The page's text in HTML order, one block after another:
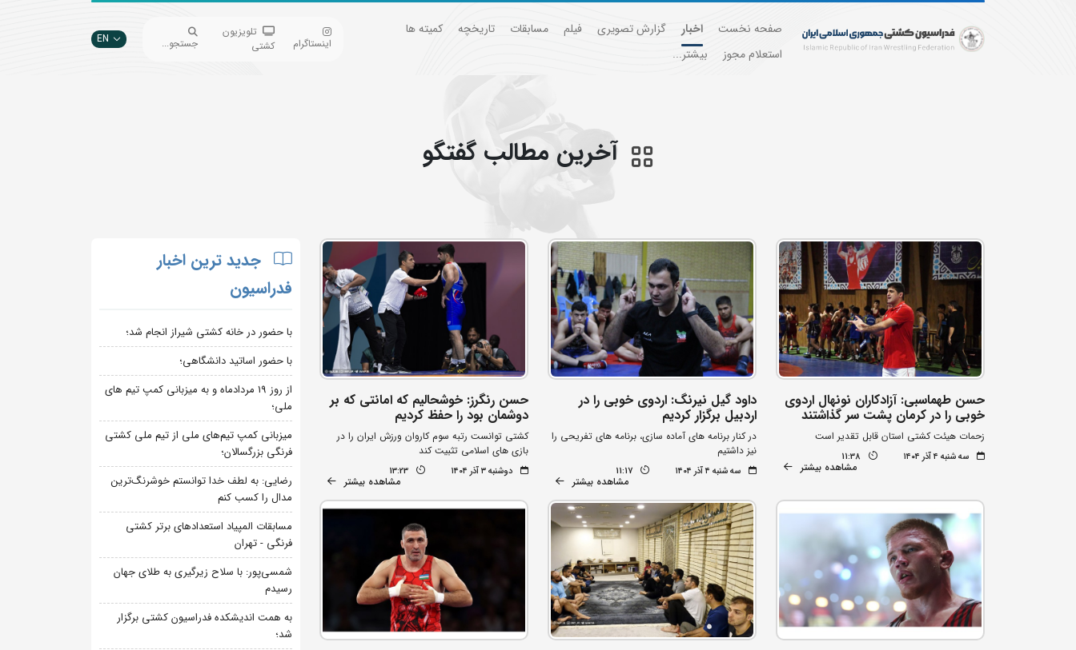
صفحه نخست اخبار گزارش تصویری فیلم مسابقات تاریخچه
کمیته ها
استعلام مجوز
بیشتر...
اینستاگرام
تلویزیون
کشتی
جستجو... EN
آخرین مطالب گفتگو
حسن طهماسبی: آزادکاران نونهال اردوی
خوبی را در کرمان پشت سر گذاشتند
زحمات هیئت کشتی استان قابل تقدیر است
سه شنبه ۴ آذر ۱۴۰۴ 11:38
مشاهده بیشتر
داود گیل نیرنگ: اردوی خوبی را در
اردبیل برگزار کردیم
در کنار برنامه های آماده سازی، برنامه های تفریحی را
نیز داشتیم
سه شنبه ۴ آذر ۱۴۰۴ 11:17
مشاهده بیشتر
حسن رنگرز: خوشحالیم که امانتی که بر
دوشمان بود را حفظ کردیم
کشتی توانست رتبه سوم کاروان ورزش ایران را در
بازی های اسلامی تثبیت کند
دوشنبه ۳ آذر ۱۴۰۴ 13:23
مشاهده بیشتر
جدید ترین اخبار
فدراسیون
با حضور در خانه کشتی شیراز انجام شد؛
با حضور اساتید دانشگاهی؛
از روز 19 مردادماه و به میزبانی کمپ تیم های
ملی؛
میزبانی کمپ تیم‌های ملی از تیم ملی کشتی
فرنگی بزرگسالان؛
رضایی: به لطف خدا توانستم خوشرنگ‌ترین
مدال را کسب کنم
مسابقات المپیاد استعدادهای برتر کشتی
فرنگی - تهران
شمسی‌پور: با سلاح زیرگیری به طلای جهان
رسیدم
به همت اندیشکده فدراسیون کشتی برگزار
شد؛